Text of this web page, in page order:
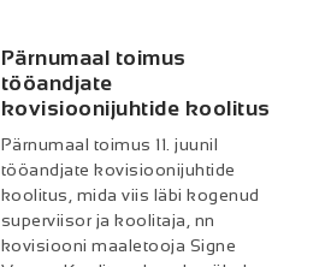
Pärnumaal toimus
tööandjate
kovisioonijuhtide koolitus
Pärnumaal toimus 11. juunil
tööandjate kovisioonijuhtide
koolitus, mida viis läbi kogenud
superviisor ja koolitaja, nn
kovisiooni maaletooja Signe